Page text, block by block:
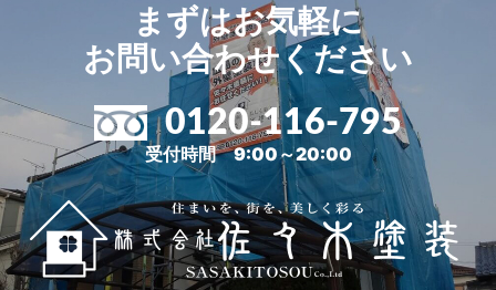
まずはお気軽に
お問い合わせください
0120-116-795
受付時間 9:00～20:00